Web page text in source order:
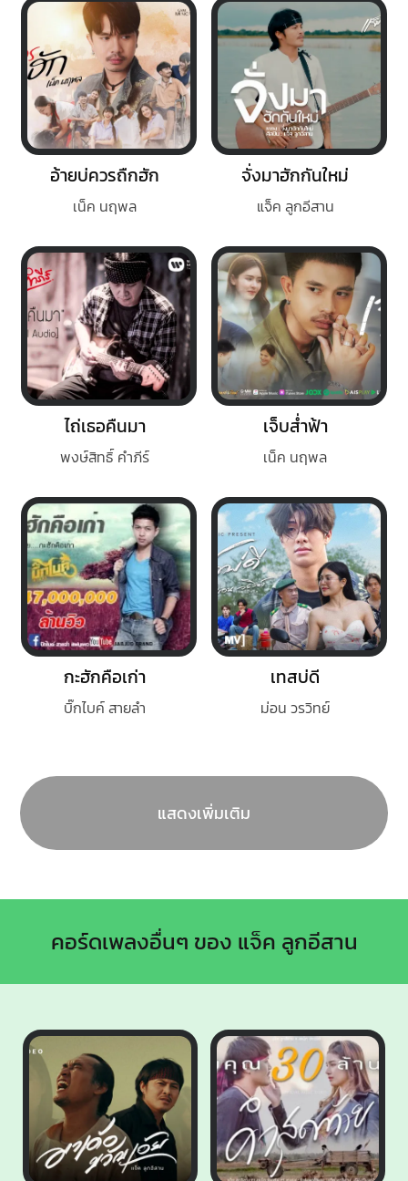
อ้ายบ่ควรถืกฮัก
เน็ค นฤพล
จั่งมาฮักกันใหม่
แจ็ค ลูกอีสาน
ไถ่เธอคืนมา
พงษ์สิทธิ์ คำภีร์
เจ็บส่ำฟ้า
เน็ค นฤพล
กะฮักคือเก่า
บิ๊กไบค์ สายลำ
เทสบ่ดี
ม่อน วรวิทย์
แสดงเพิ่มเติม
คอร์ดเพลงอื่นๆ ของ แจ็ค ลูกอีสาน